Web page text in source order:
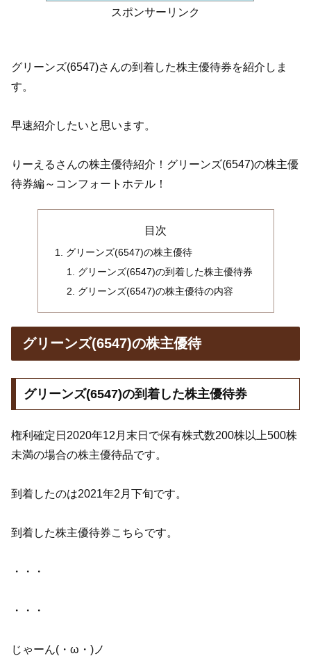
スポンサーリンク
グリーンズ(6547)さんの到着した株主優待券を紹介しま
す。
早速紹介したいと思います。
りーえるさんの株主優待紹介！グリーンズ(6547)の株主優
待券編～コンフォートホテル！
目次
グリーンズ(6547)の株主優待
グリーンズ(6547)の到着した株主優待券
グリーンズ(6547)の株主優待の内容
グリーンズ(6547)の株主優待
グリーンズ(6547)の到着した株主優待券
権利確定日2020年12月末日で保有株式数200株以上500株
未満の場合の株主優待品です。
到着したのは2021年2月下旬です。
到着した株主優待券こちらです。
・・・
・・・
じゃーん(・ω・)ノ